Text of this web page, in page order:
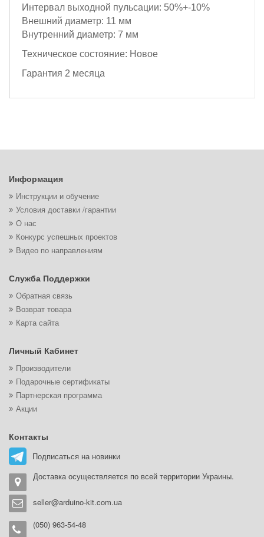
Интервал выходной пульсации: 50%+-10%
Внешний диаметр: 11 мм
Внутренний диаметр: 7 мм
Техническое состояние: Новое
Гарантия 2 месяца
Информация
Инструкции и обучение
Условия доставки /гарантии
О нас
Конкурс успешных проектов
Видео по направлениям
Служба Поддержки
Обратная связь
Возврат товара
Карта сайта
Личный Кабинет
Производители
Подарочные сертификаты
Партнерская программа
Акции
Контакты
Подписаться на новинки
Доставка осуществляется по всей территории Украины.
seller@arduino-kit.com.ua
(050) 963-54-48